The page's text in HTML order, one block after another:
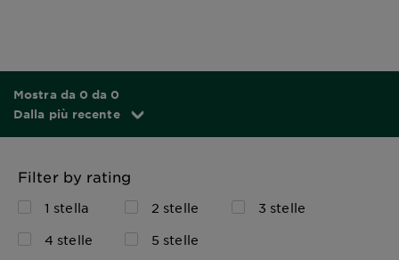
Mostra da 0 da 0
Dalla più recente
Filter by rating
1 stella 2 stelle
3 stelle
4 stelle
5 stelle